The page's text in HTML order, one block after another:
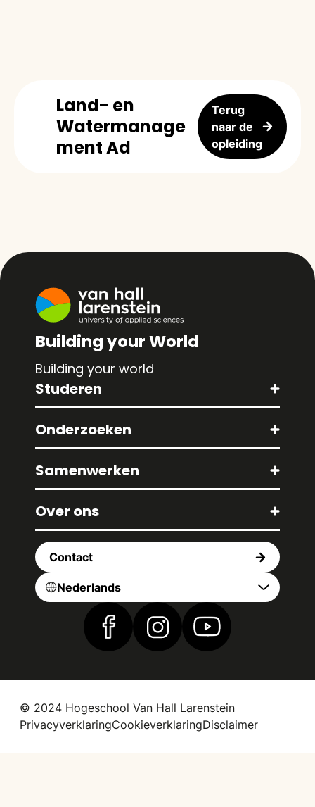
Land- en
Watermanage
ment Ad
Terug
naar de
opleiding
Building your World
Building your world
Studeren
Onderzoeken
Samenwerken
Over ons
Contact
Nederlands
Vind ons op Facebook
Vind ons op Instagram
Vind ons op
© 2024 Hogeschool Van Hall Larenstein
PrivacyverklaringCookieverklaringDisclaimer